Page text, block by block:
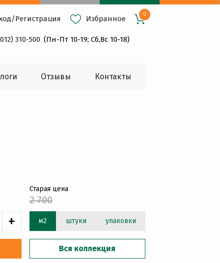
/Регистрация Избранное
0
310-500 (Пн-Пт 10-19; Сб,Вс 10-18)
Oтзывы Контакты
Старая цена
2 700
+ м2 штуки упаковки
Вся коллекция